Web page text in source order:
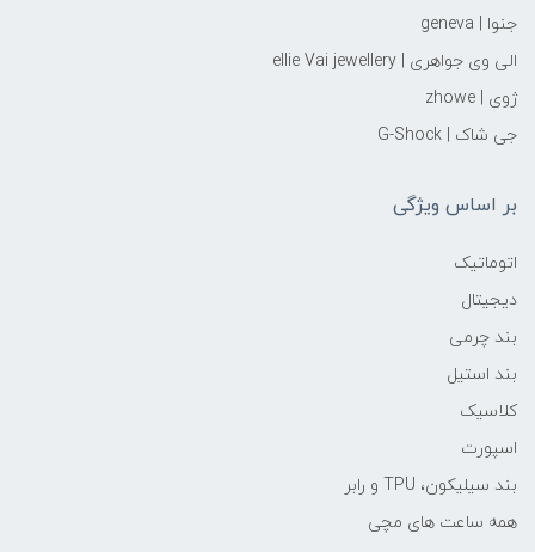
جنوا | geneva
الی وی جواهری | ellie Vai‌ jewellery
ژوی | zhowe
جی شاک | G-Shock
بر اساس ویژگی
اتوماتیک
دیجیتال
بند چرمی
بند استیل
کلاسیک
اسپورت
بند سیلیکون، TPU و رابر
همه ساعت های مچی